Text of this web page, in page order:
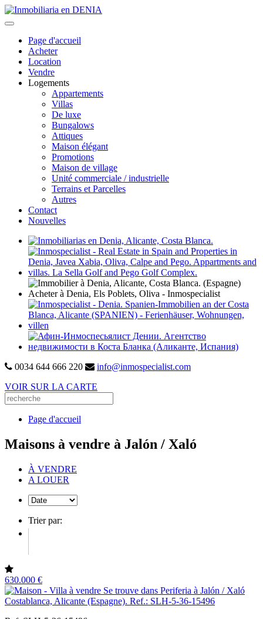
Page d'accueil
Acheter
Location
Vendre
Logements
Appartements
Villas
De luxe
Bungalows
Attiques
Maison élégant
Promotions
Maison de village
Unité commerciale / industrielle
Terrains et Parcelles
Autres
Contact
Nouvelles
0034 644 666 220
info@inmospecialist.com
VOIR SUR LA CARTE
Page d'accueil
Maisons à vendre à Jalón / Xaló
À VENDRE
A LOUER
Trier par:
630.000 €